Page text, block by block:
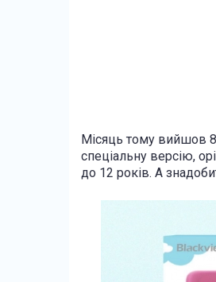
Місяць тому вийшов
спеціальну версію,
до 12 років. А